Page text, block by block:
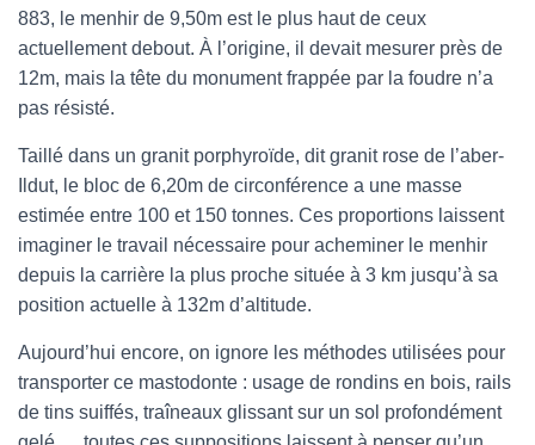
883, le menhir de 9,50m est le plus haut de ceux
actuellement debout. À l’origine, il devait mesurer près de
12m, mais la tête du monument frappée par la foudre n’a
pas résisté.
Taillé dans un granit porphyroïde, dit granit rose de l’aber-
Ildut, le bloc de 6,20m de circonférence a une masse
estimée entre 100 et 150 tonnes. Ces proportions laissent
imaginer le travail nécessaire pour acheminer le menhir
depuis la carrière la plus proche située à 3 km jusqu’à sa
position actuelle à 132m d’altitude.
Aujourd’hui encore, on ignore les méthodes utilisées pour
transporter ce mastodonte : usage de rondins en bois, rails
de tins suiffés, traîneaux glissant sur un sol profondément